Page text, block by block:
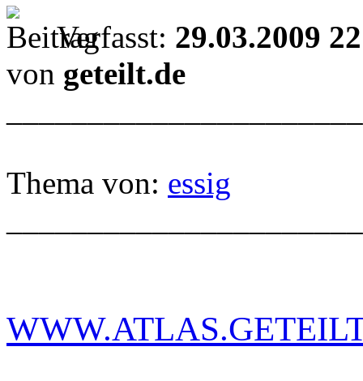
Verfasst: 29.03.2009
von geteilt.de
Thema von: essig